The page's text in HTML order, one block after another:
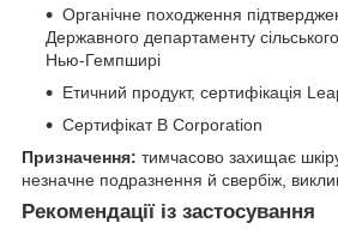
Органічне походження
Державного департаменту
Нью-Гемпширі
Етичний продукт, сертифікація
Сертифікат B Corporation
Призначення: тимчасово захищає
незначне подразнення й свербіж,
Рекомендації із застосування